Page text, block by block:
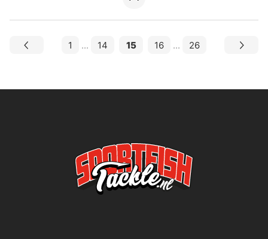
1 ... 14 15 16 ... 26